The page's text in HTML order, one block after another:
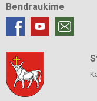
Bendraukime